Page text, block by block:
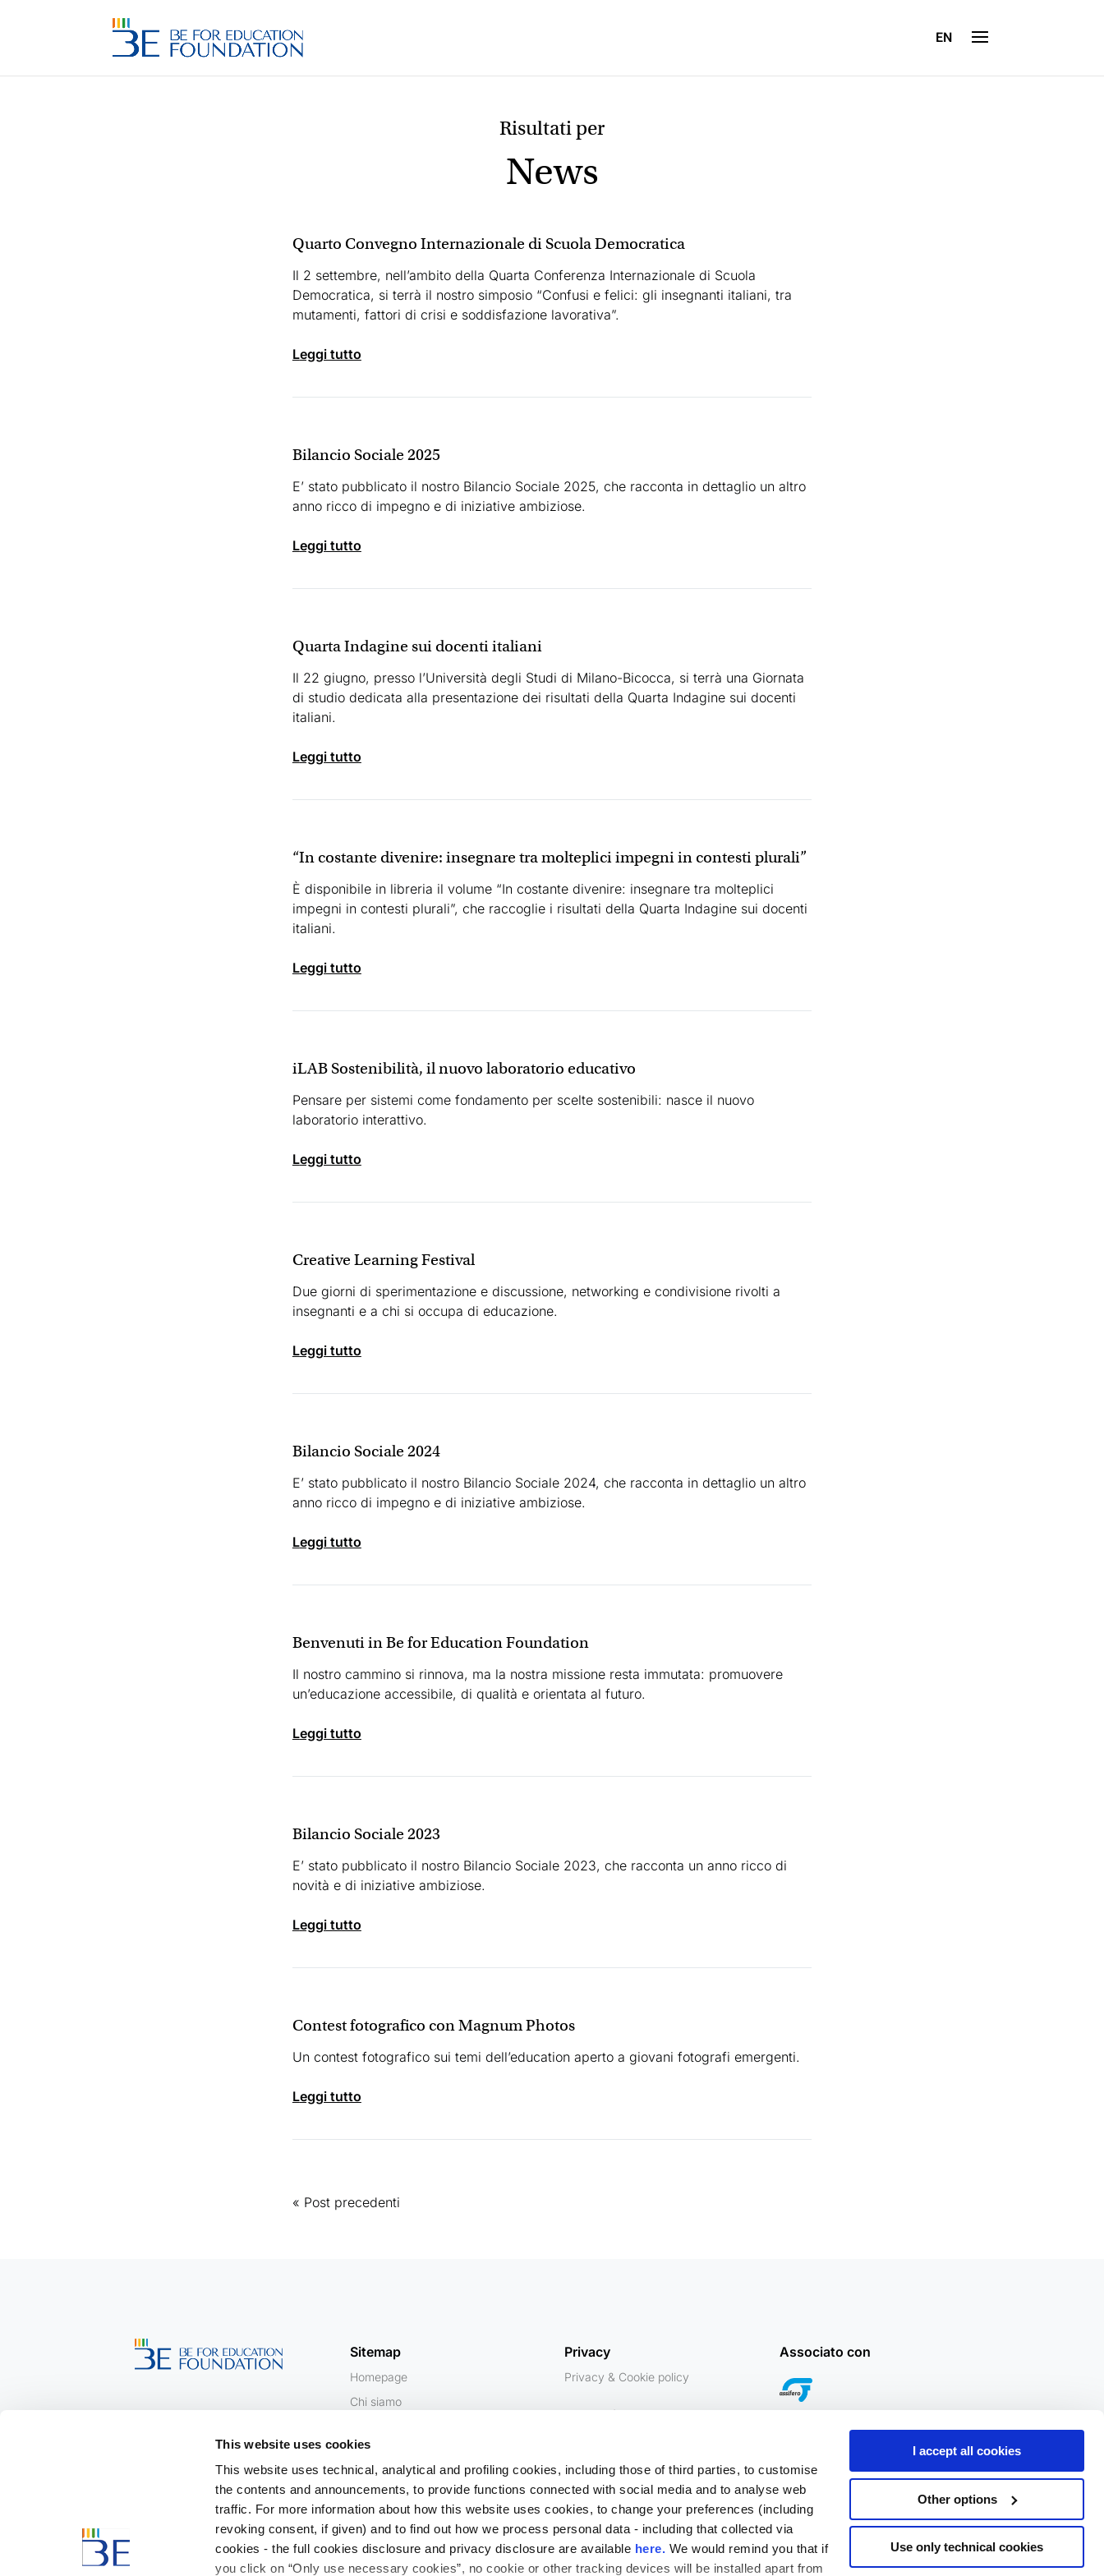
This website uses cookies
This website uses technical, analytical and profiling cookies, including those of third parties, to customise
the contents and announcements, to provide functions connected with social media and to analyse web
traffic. For more information about how this website uses cookies, to change your preferences (including
revoking consent, if given) and to find out how we process personal data - including that collected via
cookies - the full cookies disclosure and privacy disclosure are available here. We would remind you that if
you click on “Only use necessary cookies”, no cookie or other tracking devices will be installed apart from
I accept all cookies
Other options
Use only technical cookies
EN
Risultati per
News
Quarto Convegno Internazionale di Scuola Democratica
Il 2 settembre, nell’ambito della Quarta Conferenza Internazionale di Scuola
Democratica, si terrà il nostro simposio “Confusi e felici: gli insegnanti italiani, tra
mutamenti, fattori di crisi e soddisfazione lavorativa”.
leggi tutto
Bilancio Sociale 2025
E’ stato pubblicato il nostro Bilancio Sociale 2025, che racconta in dettaglio un altro
anno ricco di impegno e di iniziative ambiziose.
leggi tutto
Quarta Indagine sui docenti italiani
Il 22 giugno, presso l’Università degli Studi di Milano-Bicocca, si terrà una Giornata
di studio dedicata alla presentazione dei risultati della Quarta Indagine sui docenti
italiani.
leggi tutto
“In costante divenire: insegnare tra molteplici impegni in contesti plurali”
È disponibile in libreria il volume “In costante divenire: insegnare tra molteplici
impegni in contesti plurali”, che raccoglie i risultati della Quarta Indagine sui docenti
italiani.
leggi tutto
iLAB Sostenibilità, il nuovo laboratorio educativo
Pensare per sistemi come fondamento per scelte sostenibili: nasce il nuovo
laboratorio interattivo.
leggi tutto
Creative Learning Festival
Due giorni di sperimentazione e discussione, networking e condivisione rivolti a
insegnanti e a chi si occupa di educazione.
leggi tutto
Bilancio Sociale 2024
E’ stato pubblicato il nostro Bilancio Sociale 2024, che racconta in dettaglio un altro
anno ricco di impegno e di iniziative ambiziose.
leggi tutto
Benvenuti in Be for Education Foundation
Il nostro cammino si rinnova, ma la nostra missione resta immutata: promuovere
un’educazione accessibile, di qualità e orientata al futuro.
leggi tutto
Bilancio Sociale 2023
E’ stato pubblicato il nostro Bilancio Sociale 2023, che racconta un anno ricco di
novità e di iniziative ambiziose.
leggi tutto
Contest fotografico con Magnum Photos
Un contest fotografico sui temi dell’education aperto a giovani fotografi emergenti.
leggi tutto
« Post precedenti
Sitemap
Homepage
Chi siamo
Ricerche
Learning Curve
News
Privacy
Privacy & Cookie policy
Contatti
info@beforeducation.org
Via Giovanni Battista Pirelli, 19,
20124
Associato con